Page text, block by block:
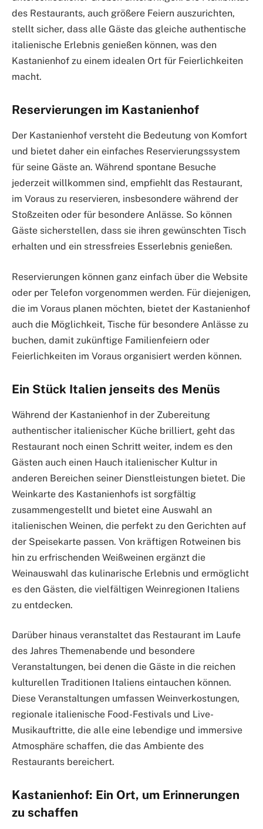
des Restaurants, auch größere Feiern auszurichten,
stellt sicher, dass alle Gäste das gleiche authentische
italienische Erlebnis genießen können, was den
Kastanienhof zu einem idealen Ort für Feierlichkeiten
macht.
Reservierungen im Kastanienhof
Der Kastanienhof versteht die Bedeutung von Komfort
und bietet daher ein einfaches Reservierungssystem
für seine Gäste an. Während spontane Besuche
jederzeit willkommen sind, empfiehlt das Restaurant,
im Voraus zu reservieren, insbesondere während der
Stoßzeiten oder für besondere Anlässe. So können
Gäste sicherstellen, dass sie ihren gewünschten Tisch
erhalten und ein stressfreies Esserlebnis genießen.
Reservierungen können ganz einfach über die Website
oder per Telefon vorgenommen werden. Für diejenigen,
die im Voraus planen möchten, bietet der Kastanienhof
auch die Möglichkeit, Tische für besondere Anlässe zu
buchen, damit zukünftige Familienfeiern oder
Feierlichkeiten im Voraus organisiert werden können.
Ein Stück Italien jenseits des Menüs
Während der Kastanienhof in der Zubereitung
authentischer italienischer Küche brilliert, geht das
Restaurant noch einen Schritt weiter, indem es den
Gästen auch einen Hauch italienischer Kultur in
anderen Bereichen seiner Dienstleistungen bietet. Die
Weinkarte des Kastanienhofs ist sorgfältig
zusammengestellt und bietet eine Auswahl an
italienischen Weinen, die perfekt zu den Gerichten auf
der Speisekarte passen. Von kräftigen Rotweinen bis
hin zu erfrischenden Weißweinen ergänzt die
Weinauswahl das kulinarische Erlebnis und ermöglicht
es den Gästen, die vielfältigen Weinregionen Italiens
zu entdecken.
Darüber hinaus veranstaltet das Restaurant im Laufe
des Jahres Themenabende und besondere
Veranstaltungen, bei denen die Gäste in die reichen
kulturellen Traditionen Italiens eintauchen können.
Diese Veranstaltungen umfassen Weinverkostungen,
regionale italienische Food-Festivals und Live-
Musikauftritte, die alle eine lebendige und immersive
Atmosphäre schaffen, die das Ambiente des
Restaurants bereichert.
Kastanienhof: Ein Ort, um Erinnerungen
zu schaffen